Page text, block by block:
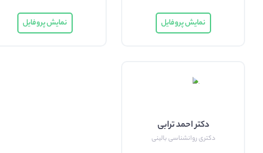
نمایش پروفایل نمایش پروفایل
دکتر احمد ترابی
دکتری روانشناسی بالینی